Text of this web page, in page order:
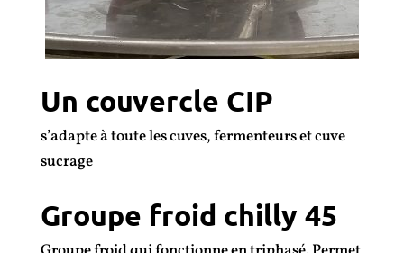
Un couvercle CIP
s’adapte à toute les cuves, fermenteurs et cuve
sucrage
Groupe froid chilly 45